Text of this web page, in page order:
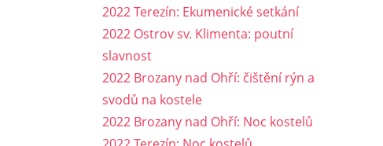
2022 Terezín: Ekumenické setkání
2022 Ostrov sv. Klimenta: poutní
slavnost
2022 Brozany nad Ohří: čištění rýn a
svodů na kostele
2022 Brozany nad Ohří: Noc kostelů